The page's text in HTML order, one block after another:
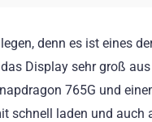
denn es ist eines
Display sehr groß
765G und
schnell laden und